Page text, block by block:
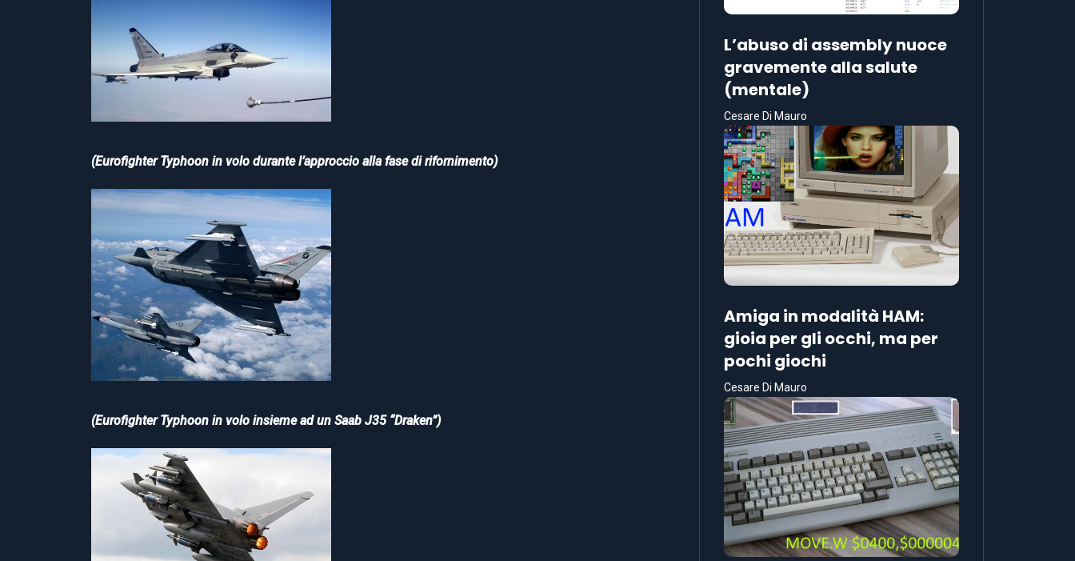
(Eurofighter Typhoon in volo durante l’approccio alla fase di rifornimento)
(Eurofighter Typhoon in volo insieme ad un Saab J35 “Draken”)
L’abuso di assembly nuoce
gravemente alla salute
(mentale)
Cesare Di Mauro
Amiga in modalità HAM:
gioia per gli occhi, ma per
pochi giochi
Cesare Di Mauro